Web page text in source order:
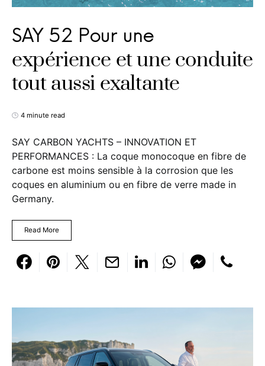
SAY 52 Pour une
expérience et une conduite
tout aussi exaltante
4 minute read
SAY CARBON YACHTS – INNOVATION ET
PERFORMANCES : La coque monocoque en fibre de
carbone est moins sensible à la corrosion que les
coques en aluminium ou en fibre de verre made in
Germany.
Read More